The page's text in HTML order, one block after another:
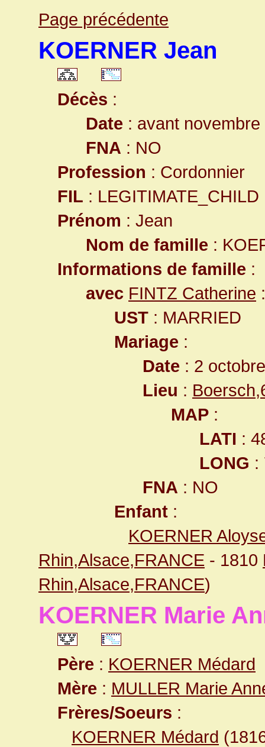
Page précédente
KOERNER Jean
Décès :
Date : avant novembre
FNA : NO
Profession : Cordonnier
FIL : LEGITIMATE_CHILD
Prénom : Jean
Nom de famille :
Informations de famille :
avec FINTZ Catherine :
UST : MARRIED
Mariage :
Date : 2
Lieu :
MAP :
LATI :
LONG :
FNA : NO
Enfant :
KOERNER
Rhin,Alsace,FRANCE - 1810
Rhin,Alsace,FRANCE)
KOERNER Marie
Père : KOERNER Médard
Mère : MULLER Marie
Frères/Soeurs :
KOERNER Médard